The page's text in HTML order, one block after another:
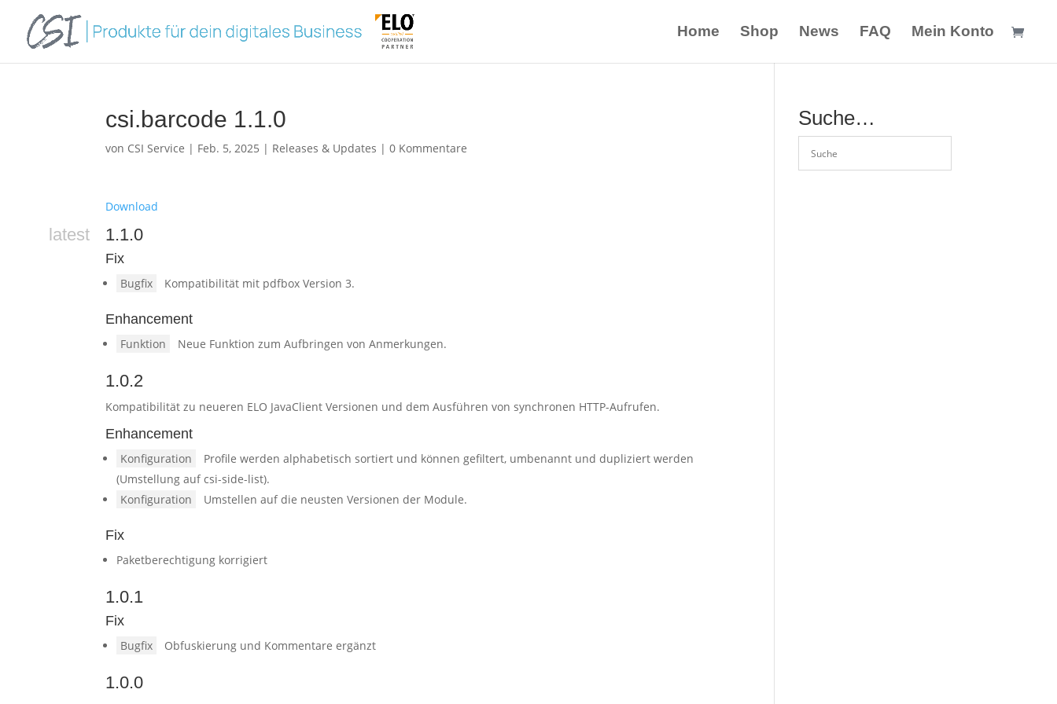
Home Shop News FAQ Mein Konto
csi.barcode 1.1.0
von CSI Service | Feb. 5, 2025 | Releases & Updates |0 Kommentare
Download
latest 1.1.0
Fix
Bugfix Kompatibilität mit pdfbox Version 3.
Enhancement
Funktion Neue Funktion zum Aufbringen von Anmerkungen.
1.0.2
Kompatibilität zu neueren ELO JavaClient Versionen und dem Ausführen von synchronen HTTP-Aufrufen.
Enhancement
Konfiguration
Profile werden alphabetisch sortiert und können gefiltert, umbenannt und dupliziert werden
(Umstellung auf csi-side-list).
Konfiguration
Umstellen auf die neusten Versionen der Module.
Fix
Paketberechtigung korrigiert
1.0.1
Fix
Bugfix Obfuskierung und Kommentare ergänzt
1.0.0
Suche…